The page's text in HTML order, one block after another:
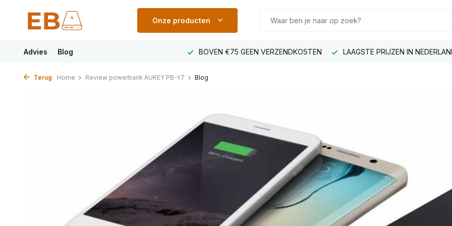
Onze producten
Advies Blog
VOOR 23:00 uur besteld MORGEN IN HUIS BOVEN €75 GEEN VERZENDKOSTEN LAAGSTE PRIJZEN IN
Terug Home Review powerbank AUKEY PB-Y7 Blog